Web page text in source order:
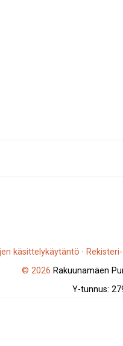
käsittelykäytäntö ·
© 2026 Rakuunamäen
Y-tunnus: